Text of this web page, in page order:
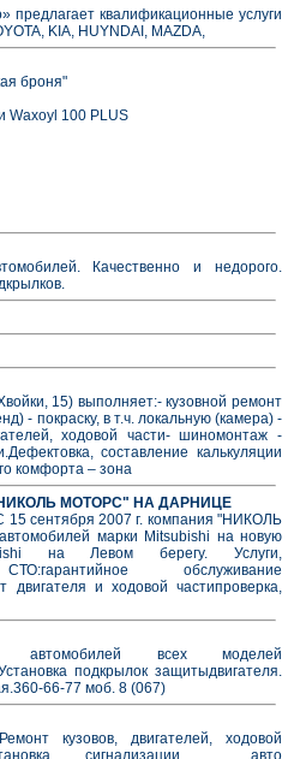
квалификационные услуги
KIA, HUYNDAI, MAZDA,
броня"
Waxoyl 100 PLUS
Качественно и недорого.
15) выполняет:- кузовной ремонт
- покраску, в т.ч. локальную (камера) -
ходовой части- шиномонтаж -
составление калькуляции
комфорта – зона
МОТОРС" НА ДАРНИЦЕ
15 сентября 2007 г. компания "НИКОЛЬ
марки Mitsubishi на новую
на Левом берегу. Услуги,
обслуживание
двигателя и ходовой частипроверка,
автомобилей всех моделей
подкрылок защитыдвигателя.
66-77 моб. 8 (067)
кузовов, двигателей, ходовой
сигнализации , авто